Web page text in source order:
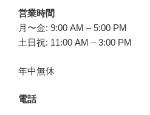
営業時間
月〜金: 9:00 AM – 5:00 PM
土日祝: 11:00 AM – 3:00 PM
年中無休
電話